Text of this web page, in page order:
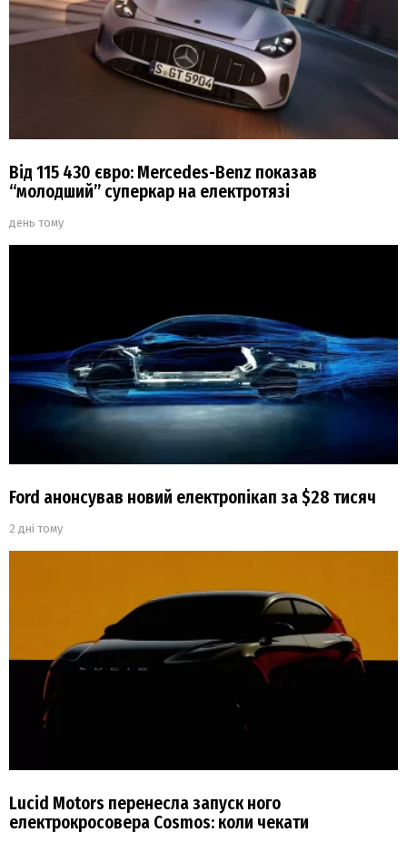
Від 115 430 євро: Mercedes-Benz показав
“молодший” суперкар на електротязі
день тому
Ford анонсував новий електропікап за $28 тисяч
2 дні тому
Lucid Motors перенесла запуск ного
електрокросовера Cosmos: коли чекати